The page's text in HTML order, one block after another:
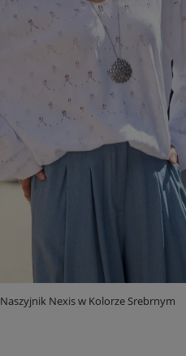
Naszyjnik Nexis w Kolorze Srebrnym